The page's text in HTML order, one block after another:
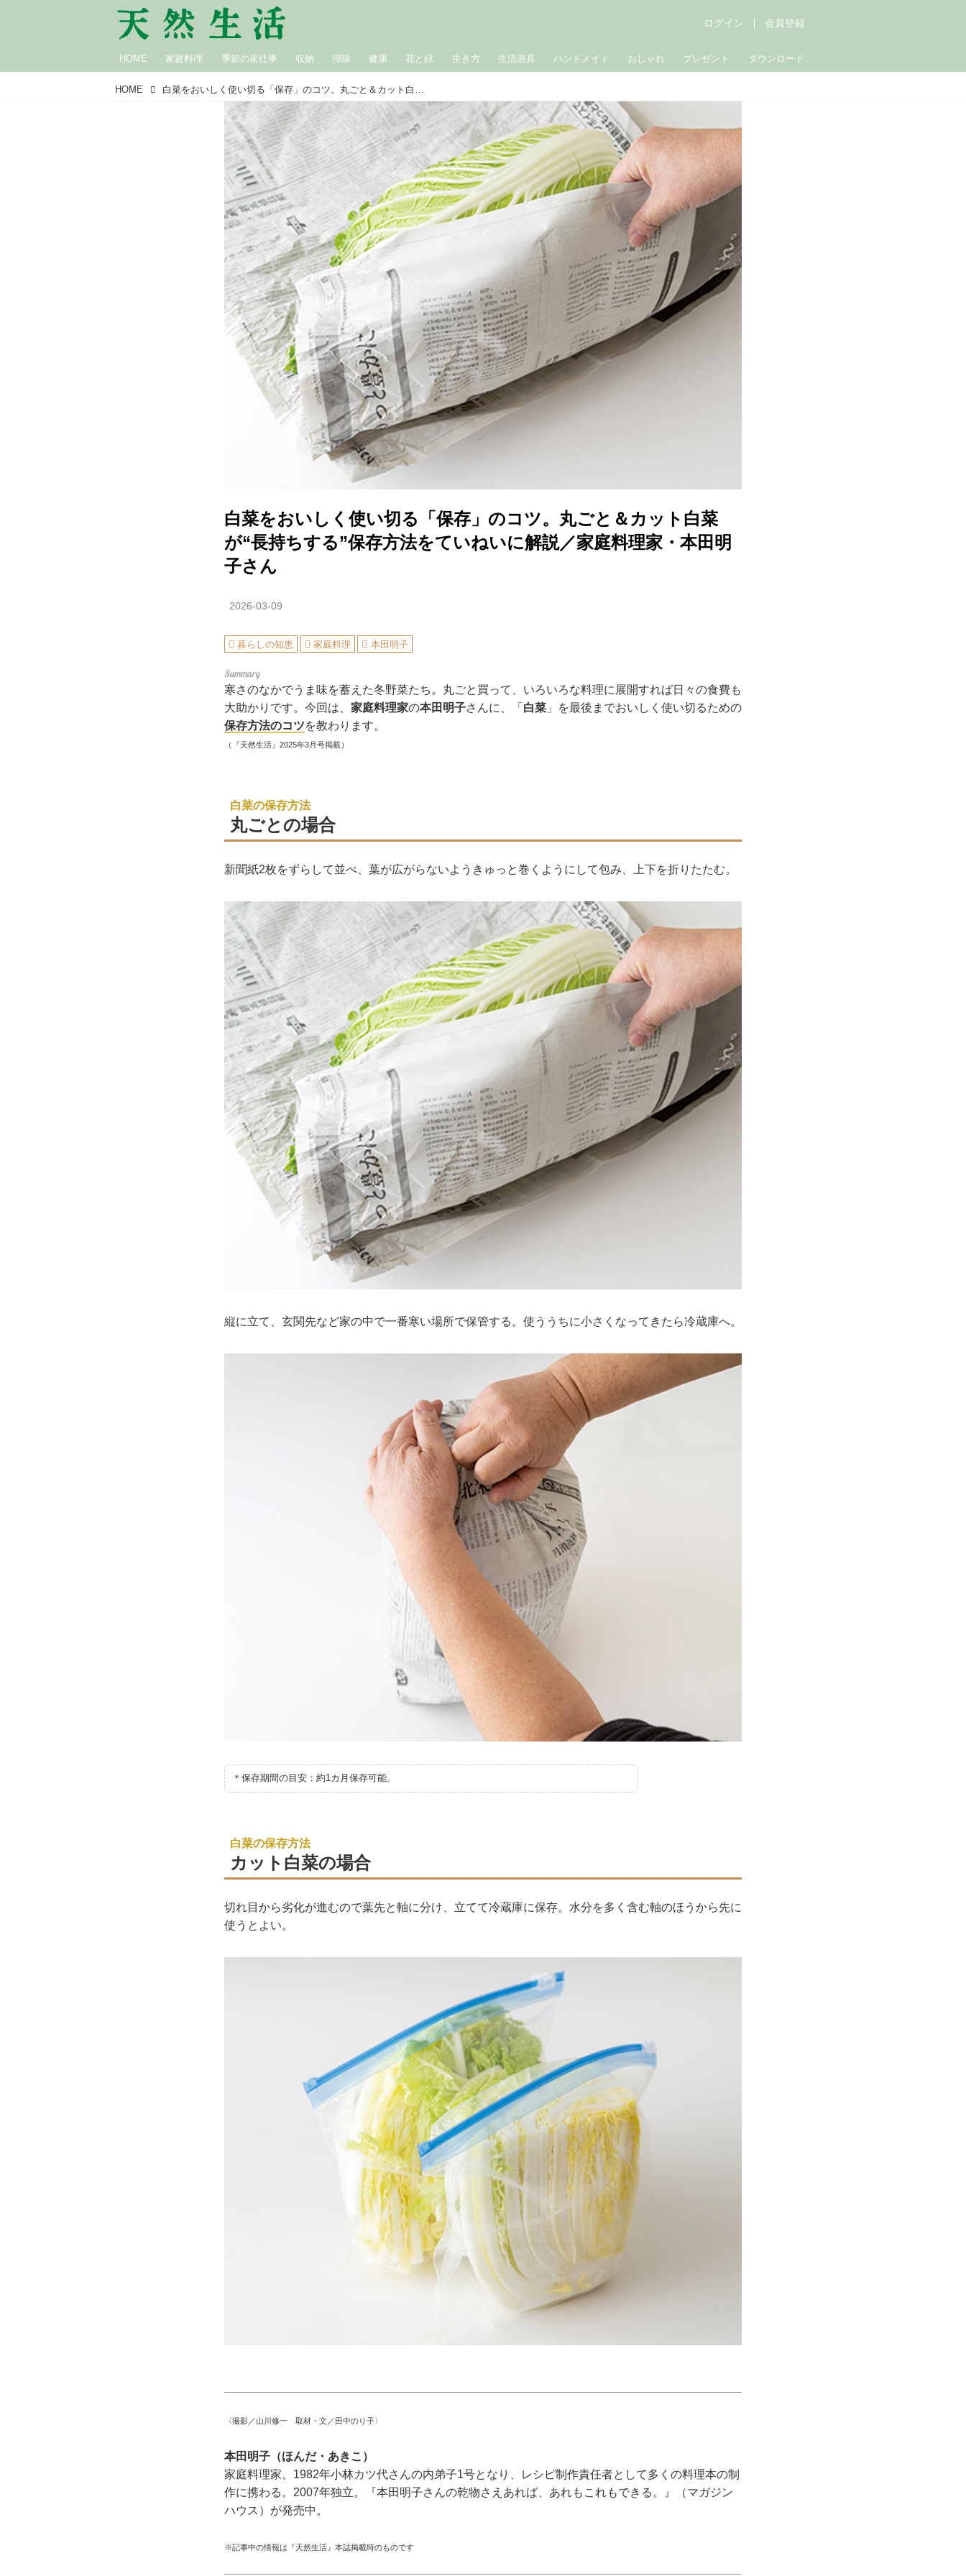
HOME 家庭料理 季節の家仕事 収納 掃除 健康 花と緑 生き方 生活道具 ハンドメイド おしゃれ プレゼント ダウンロード
ログイン 会員登録
HOME 白菜をおいしく使い切る「保存」のコツ。丸ごと＆カット白菜が“長持ちする”保存方法をていねいに解説／家庭料理家・本田明子さん
白菜をおいしく使い切る「保存」のコツ。丸ごと＆カット白菜
が“長持ちする”保存方法をていねいに解説／家庭料理家・本田明
子さん
2026-03-09
暮らしの知恵 家庭料理 本田明子
寒さのなかでうま味を蓄えた冬野菜たち。丸ごと買って、いろいろな料理に展開すれば日々の食費も
大助かりです。今回は、 家庭料理家の本田明子さんに、「 白菜 」を最後までおいしく使い切るための
保存方法のコツを教わります。
（『天然生活』2025年3月号掲載）
白菜の保存方法
丸ごとの場合
新聞紙2枚をずらして並べ、葉が広がらないようきゅっと巻くようにして包み、上下を折りたたむ。
縦に立て、玄関先など家の中で一番寒い場所で保管する。使ううちに小さくなってきたら冷蔵庫へ。
＊保存期間の目安：約1カ月保存可能。
白菜の保存方法
カット白菜の場合
切れ目から劣化が進むので葉先と軸に分け、立てて冷蔵庫に保存。水分を多く含む軸のほうから先に
使うとよい。
〈撮影／山川修一 取材・文／田中のり子〉
本田明子（ほんだ・あきこ）
家庭料理家。1982年小林カツ代さんの内弟子1号となり、レシピ制作責任者として多くの料理本の制
作に携わる。2007年独立。『本田明子さんの乾物さえあれば、あれもこれもできる。』（マガジン
ハウス）が発売中。
※記事中の情報は『天然生活』本誌掲載時のものです